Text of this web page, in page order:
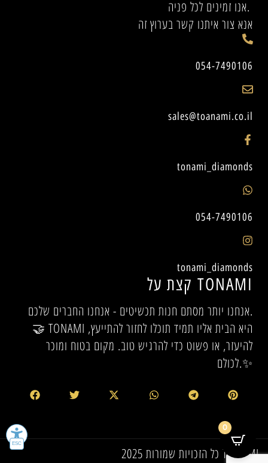
קצת על TONAMI
אנחנו יותר מסתם חנות תכשיטים - אנחנו החברים שלכם.
🤝 TONAMI היא הבית אליו תמיד תוכלו לחזור להתייעץ,
להיעזר, או פשוט כדי להרגיש טוב. מקום בטוח ומוכר
לכולם.✨
אנו זמינים לכל פניה.
אנא צור איתנו קשר בערוץ זה
054-7490106
sales@toanami.co.il
tonami_diamonds
054-7490106
tonami_diamonds
כל הזכויות שמורות 2025 TONAMI
0